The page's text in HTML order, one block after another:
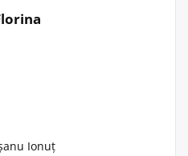
Ionuț